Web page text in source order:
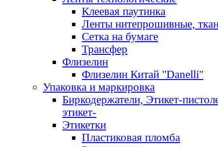
Клеевая паутинка
Ленты нитепрошивные,
Сетка на бумаге
Трансфер
Флизелин
Флизелин Китай "Danelli"
Упаковка и маркировка
Биркодержатели, Этикет-
этикет-
Этикетки
Пластиковая пломба